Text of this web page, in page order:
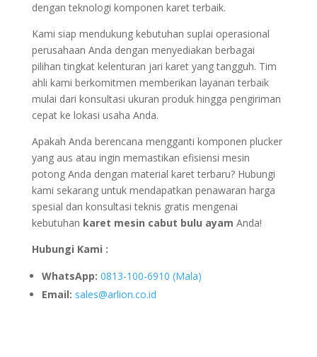
dengan teknologi komponen karet terbaik.
Kami siap mendukung kebutuhan suplai operasional
perusahaan Anda dengan menyediakan berbagai
pilihan tingkat kelenturan jari karet yang tangguh. Tim
ahli kami berkomitmen memberikan layanan terbaik
mulai dari konsultasi ukuran produk hingga pengiriman
cepat ke lokasi usaha Anda.
Apakah Anda berencana mengganti komponen plucker
yang aus atau ingin memastikan efisiensi mesin
potong Anda dengan material karet terbaru? Hubungi
kami sekarang untuk mendapatkan penawaran harga
spesial dan konsultasi teknis gratis mengenai
kebutuhan karet mesin cabut bulu ayam Anda!
Hubungi Kami :
WhatsApp: 0813-100-6910 (Mala)
Email: sales@arlion.co.id